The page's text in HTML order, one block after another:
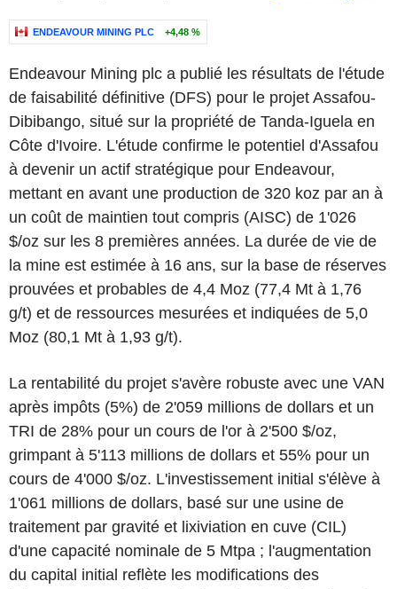
ENDEAVOUR MINING PLC +4,48 %
Endeavour Mining plc a publié les résultats de l'étude
de faisabilité définitive (DFS) pour le projet Assafou-
Dibibango, situé sur la propriété de Tanda-Iguela en
Côte d'Ivoire. L'étude confirme le potentiel d'Assafou
à devenir un actif stratégique pour Endeavour,
mettant en avant une production de 320 koz par an à
un coût de maintien tout compris (AISC) de 1'026
$/oz sur les 8 premières années. La durée de vie de
la mine est estimée à 16 ans, sur la base de réserves
prouvées et probables de 4,4 Moz (77,4 Mt à 1,76
g/t) et de ressources mesurées et indiquées de 5,0
Moz (80,1 Mt à 1,93 g/t).
La rentabilité du projet s'avère robuste avec une VAN
après impôts (5%) de 2'059 millions de dollars et un
TRI de 28% pour un cours de l'or à 2'500 $/oz,
grimpant à 5'113 millions de dollars et 55% pour un
cours de 4'000 $/oz. L'investissement initial s'élève à
1'061 millions de dollars, basé sur une usine de
traitement par gravité et lixiviation en cuve (CIL)
d'une capacité nominale de 5 Mtpa ; l'augmentation
du capital initial reflète les modifications des